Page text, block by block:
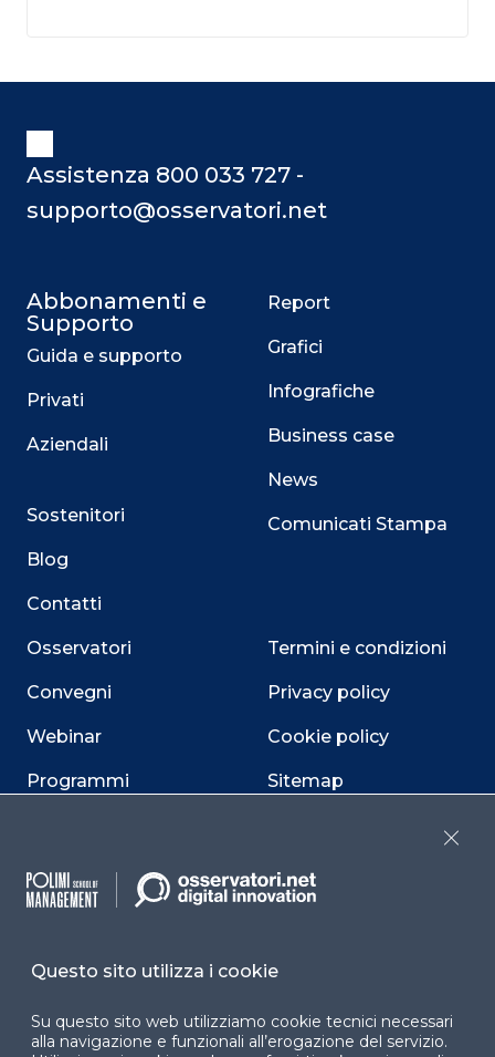
Assistenza 800 033 727 -
supporto@osservatori.net
Abbonamenti e
Supporto
Guida e supporto
Privati
Aziendali
Sostenitori
Blog
Contatti
Osservatori
Convegni
Webinar
Programmi
Report
Grafici
Infografiche
Business case
News
Comunicati Stampa
Termini e condizioni
Privacy policy
Cookie policy
Sitemap
Cookie Center
Facebook LinkedIn
Questo sito utilizza i cookie
Su questo sito web utilizziamo cookie tecnici necessari
alla navigazione e funzionali all’erogazione del servizio.